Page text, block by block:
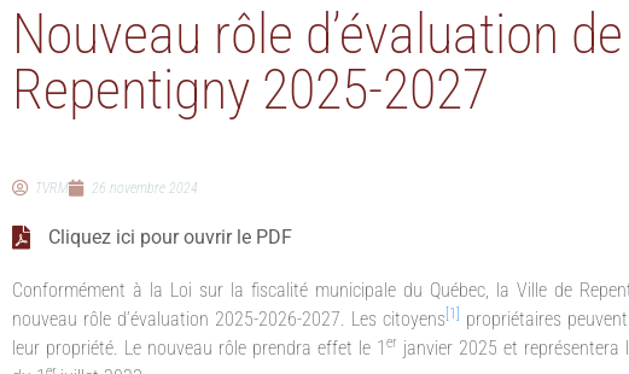
Nouveau rôle d’évaluation
Repentigny 2025-2027
TVRM 26 novembre 2024
Cliquez ici pour ouvrir le PDF
Conformément à la Loi sur la fiscalité municipale du Québec, la Ville de
nouveau rôle d’évaluation 2025-2026-2027. Les citoyens [1]
propriétaires
leur propriété. Le nouveau rôle prendra effet le 1 erjanvier 2025 et représentera